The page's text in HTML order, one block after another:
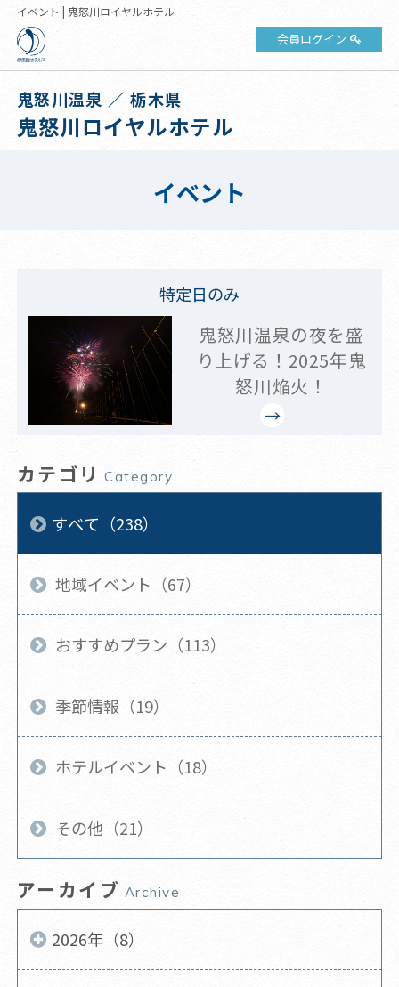
イベント | 鬼怒川ロイヤルホテル
会員ログイン
鬼怒川温泉 ／ 栃木県
鬼怒川ロイヤルホテル
イベント
特定日のみ
鬼怒川温泉の夜を盛
り上げる！2025年鬼
怒川焔火！
カテゴリ Category
すべて（238）
地域イベント（67）
おすすめプラン（113）
季節情報（19）
ホテルイベント（18）
その他（21）
アーカイブ Archive
2026年（8）